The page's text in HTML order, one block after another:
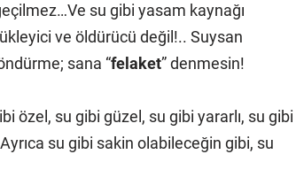
su gibi yasam kaynağı
ve öldürücü değil!.. Suysan
sana “felaket” denmesin!
özel, su gibi güzel, su gibi yararlı, su gibi
su gibi sakin olabileceğin gibi, su